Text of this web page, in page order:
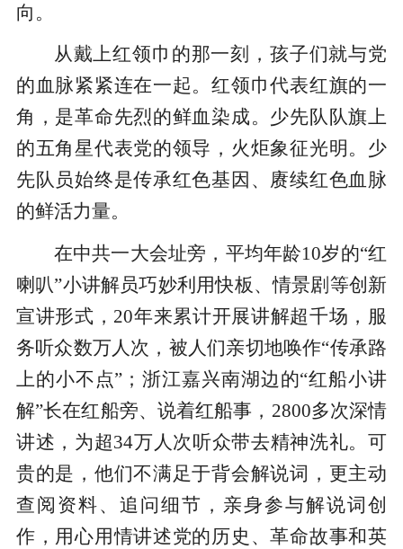
向。
从戴上红领巾的那一刻，孩子们就与党
的血脉紧紧连在一起。红领巾代表红旗的一
角，是革命先烈的鲜血染成。少先队队旗上
的五角星代表党的领导，火炬象征光明。少
先队员始终是传承红色基因、赓续红色血脉
的鲜活力量。
在中共一大会址旁，平均年龄10岁的“红
喇叭”小讲解员巧妙利用快板、情景剧等创新
宣讲形式，20年来累计开展讲解超千场，服
务听众数万人次，被人们亲切地唤作“传承路
上的小不点”；浙江嘉兴南湖边的“红船小讲
解”长在红船旁、说着红船事，2800多次深情
讲述，为超34万人次听众带去精神洗礼。可
贵的是，他们不满足于背会解说词，更主动
查阅资料、追问细节，亲身参与解说词创
作，用心用情讲述党的历史、革命故事和英